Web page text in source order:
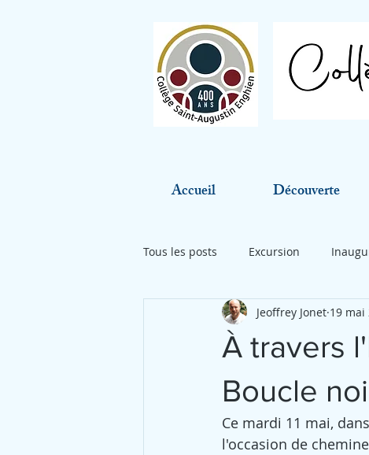
Accueil Découverte
Tous les posts Excursion
À travers
Boucle
Jeoffrey Jonet 19 mai
Ce mardi 11 mai,
l'occasion de